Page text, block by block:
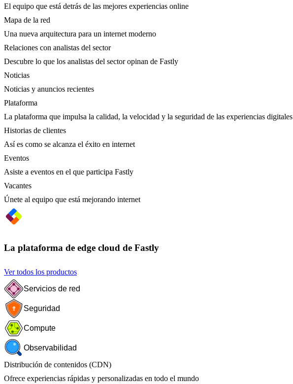
El equipo que está detrás de las mejores experiencias online
Mapa de la red
Una nueva arquitectura para un internet moderno
Relaciones con analistas del sector
Descubre lo que los analistas del sector opinan de Fastly
Noticias
Noticias y anuncios recientes
Plataforma
La plataforma que impulsa la calidad, la velocidad y la seguridad de las experiencias digitales
Historias de clientes
Así es como se alcanza el éxito en internet
Eventos
Asiste a eventos en el que participa Fastly
Vacantes
Únete al equipo que está mejorando internet
La plataforma de edge cloud de Fastly
Ver todos los productos
Servicios de red
Seguridad
Compute
Observabilidad
Distribución de contenidos (CDN)
Ofrece experiencias rápidas y personalizadas en todo el mundo